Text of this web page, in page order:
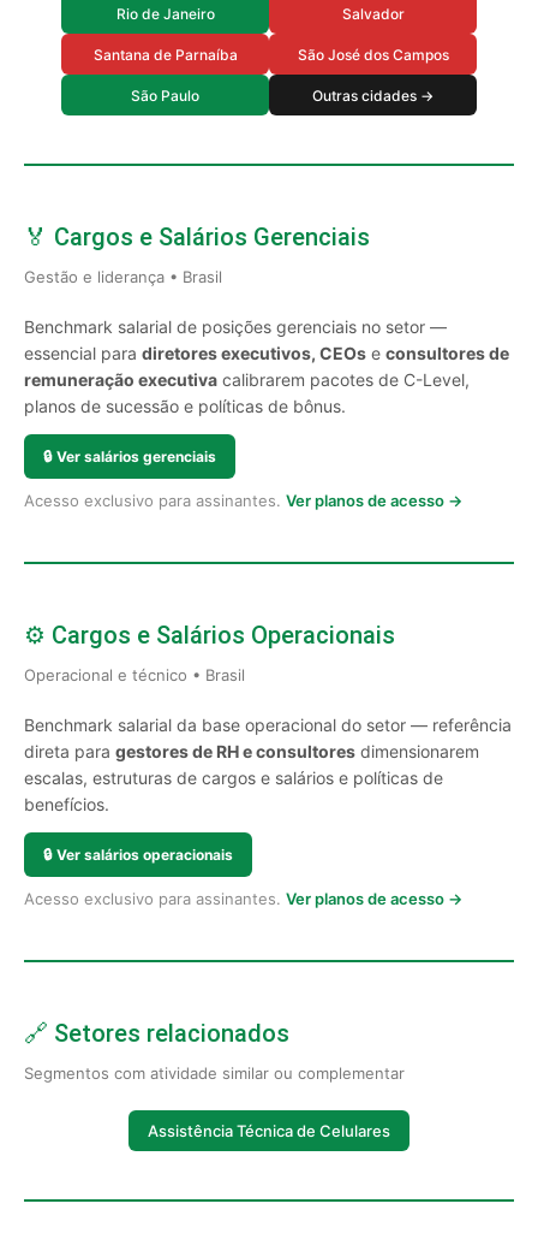
Rio de Janeiro Salvador
Santana de Parnaíba São José dos Campos
São Paulo Outras cidades →
🏅 Cargos e Salários Gerenciais
Gestão e liderança • Brasil
Benchmark salarial de posições gerenciais no setor —
essencial para diretores executivos, CEOs e consultores de
remuneração executiva calibrarem pacotes de C-Level,
planos de sucessão e políticas de bônus.
🔒 Ver salários gerenciais
Acesso exclusivo para assinantes. Ver planos de acesso →
⚙️ Cargos e Salários Operacionais
Operacional e técnico • Brasil
Benchmark salarial da base operacional do setor — referência
direta para gestores de RH e consultores dimensionarem
escalas, estruturas de cargos e salários e políticas de
benefícios.
🔒 Ver salários operacionais
Acesso exclusivo para assinantes. Ver planos de acesso →
🔗 Setores relacionados
Segmentos com atividade similar ou complementar
Assistência Técnica de Celulares